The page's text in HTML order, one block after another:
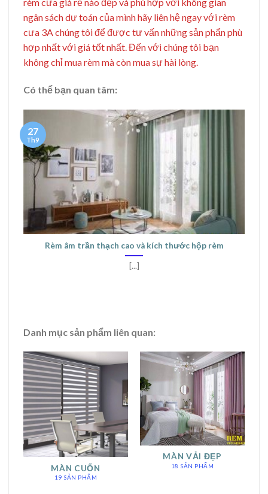
ngân sách dự toán của mình hãy liên hệ ngay với rèm
cưa 3A chúng tôi để được tư vấn những sản phẩn phù
hợp nhất với giá tốt nhất. Đến với chúng tôi bạn
không chỉ mua rèm mà còn mua sự hài lòng.
Có thể bạn quan tâm:
Rèm âm trần thạch cao và kích thước hộp rèm
[...]
27
Th9
Danh mục sản phẩm liên quan:
MÀN CUỐN
19 SẢN PHẨM
MÀN VẢI ĐẸP
18 SẢN PHẨM